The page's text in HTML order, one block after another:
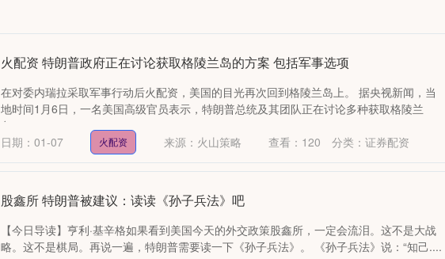
火配资 特朗普政府正在讨论获取格陵兰岛的方案 包括军事选项
在对委内瑞拉采取军事行动后火配资，美国的目光再次回到格陵兰岛上。 据央视新闻，当
地时间1月6日，一名美国高级官员表示，特朗普总统及其团队正在讨论多种获取格陵兰
岛....
日期：01-07
火配资 来源：火山策略 查看： 120 分类： 证券配资
股鑫所 特朗普被建议：读读《孙子兵法》吧
【今日导读】亨利·基辛格如果看到美国今天的外交政策股鑫所，一定会流泪。这不是大战
略。这不是棋局。再说一遍，特朗普需要读一下《孙子兵法》。 《孙子兵法》说：“知己....